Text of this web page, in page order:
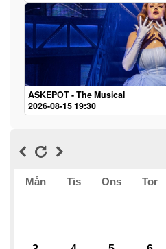
ASKEPOT - The Musical
2026-08-15 19:30
Mån Tis Ons Tor